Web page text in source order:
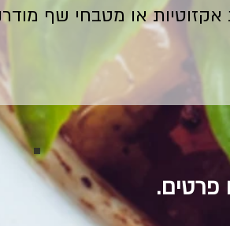
או מטבחי שף
פרטים.